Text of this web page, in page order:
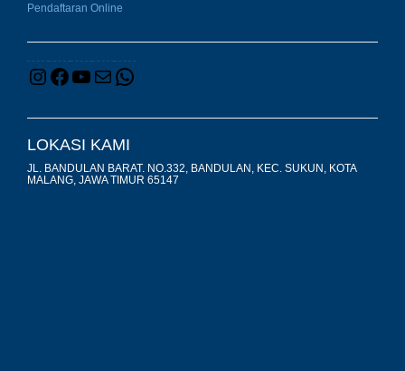
Pendaftaran Online
LOKASI KAMI
JL. BANDULAN BARAT. NO.332, BANDULAN, KEC. SUKUN, KOTA
MALANG, JAWA TIMUR 65147